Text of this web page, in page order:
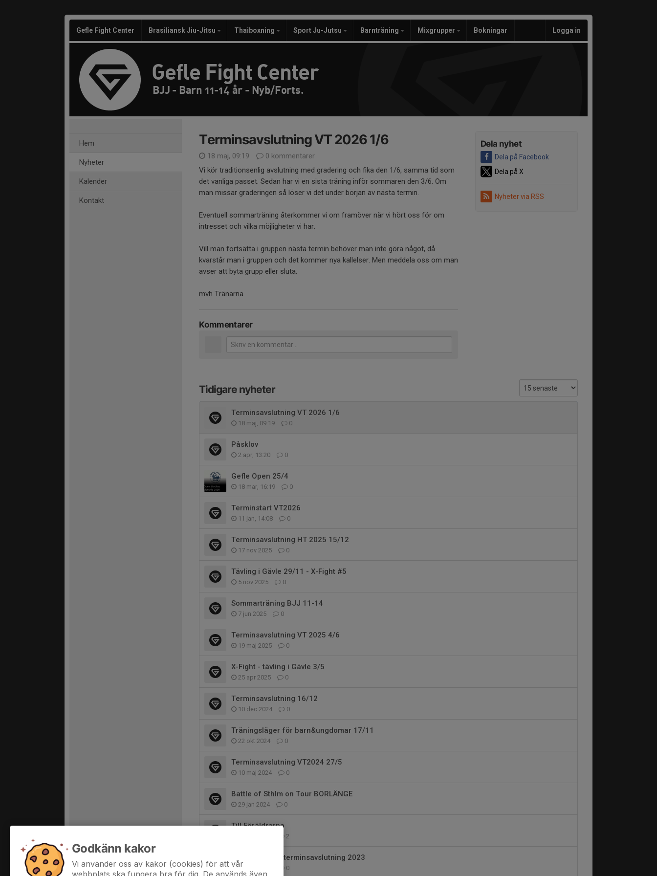
Gefle Fight Center Brasiliansk Jiu-Jitsu Thaiboxning Sport Ju-Jutsu Barnträning Mixgrupper Bokningar Logga in
Gefle Fight Center
BJJ - Barn 11-14 år - Nyb/Forts.
Hem
Nyheter
Kalender
Kontakt
Dela nyhet
Dela på Facebook
Dela på X
Nyheter via RSS
Terminsavslutning VT 2026 1/6
18 maj, 09:19
0 kommentarer
Vi kör traditionsenlig avslutning med gradering och fika den 1/6, samma tid som
det vanliga passet. Sedan har vi en sista träning inför sommaren den 3/6. Om
man missar graderingen så löser vi det under början av nästa termin.
Eventuell sommarträning återkommer vi om framöver när vi hört oss för om
intresset och vilka möjligheter vi har.
Vill man fortsätta i gruppen nästa termin behöver man inte göra något, då
kvarstår man i gruppen och det kommer nya kallelser. Men meddela oss om man
avser att byta grupp eller sluta.
mvh Tränarna
Kommentarer
Tidigare nyheter
Terminsavslutning VT 2026 1/6
18 maj, 09:19 0
Påsklov
2 apr, 13:20 0
Gefle Open 25/4
18 mar, 16:19 0
Terminstart VT2026
11 jan, 14:08 0
Terminsavslutning HT 2025 15/12
17 nov 2025 0
Tävling i Gävle 29/11 - X-Fight #5
5 nov 2025 0
Sommarträning BJJ 11-14
7 jun 2025 0
Terminsavslutning VT 2025 4/6
19 maj 2025 0
X-Fight - tävling i Gävle 3/5
25 apr 2025 0
Terminsavslutning 16/12
10 dec 2024 0
Träningsläger för barn&ungdomar 17/11
22 okt 2024 0
Terminsavslutning VT2024 27/5
10 maj 2024 0
Battle of Sthlm on Tour BORLÄNGE
29 jan 2024 0
Till Föräldrarna
2
Gradering och terminsavslutning 2023
22 nov 2023 0
Godkänn kakor
Vi använder oss av kakor (cookies) för att vår
webbplats ska fungera bra för dig. De används även